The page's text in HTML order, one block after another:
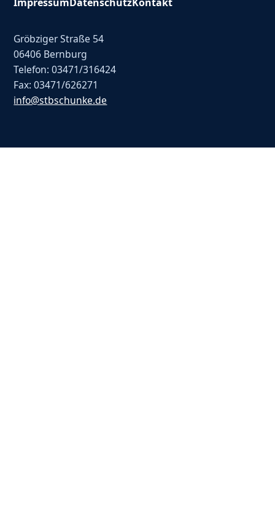
Gröbziger Straße 54
06406 Bernburg
Telefon: 03471/316424
Fax: 03471/626271
info@stbschunke.de